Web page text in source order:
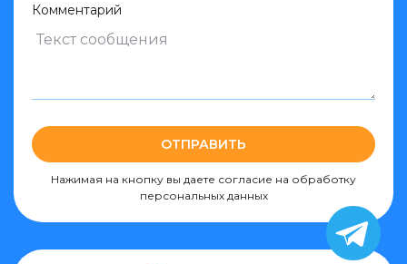
Комментарий
ОТПРАВИТЬ
Нажимая на кнопку вы даете согласие на обработку
персональных данных